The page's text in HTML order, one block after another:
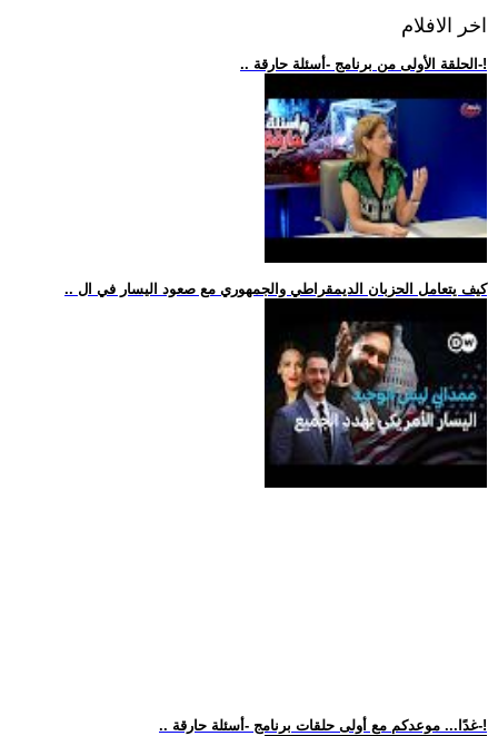
اخر الافلام
.. الحلقة الأولى من برنامج -أسئلة حارقة-!
.. كيف يتعامل الحزبان الديمقراطي والجمهوري مع صعود اليسار في ال
.. غدًا... موعدكم مع أولى حلقات برنامج -أسئلة حارقة-!